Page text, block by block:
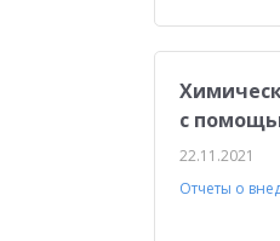
с
22.11.2021
Отчеты о